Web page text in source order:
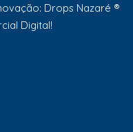
Drops Nazaré ®
Digital!